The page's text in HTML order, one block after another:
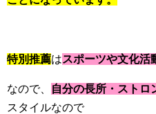
特別推薦はスポーツや文化活
なので、 自分の長所・ストロ
スタイルなので